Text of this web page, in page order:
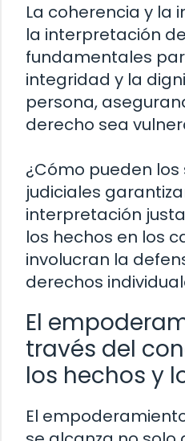
La coherencia y la
la interpretación
fundamentales
integridad y la
persona,
derecho sea
¿Cómo pueden
judiciales
interpretación
los hechos en los
involucran la
derechos
El
través del
los hechos y
El